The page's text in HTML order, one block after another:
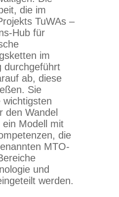
die im
TuWAs –
Hub für
im
durchgeführt
ab, diese
Sie
wichtigsten
den Wandel
Modell mit
die
MTO-
und
werden.